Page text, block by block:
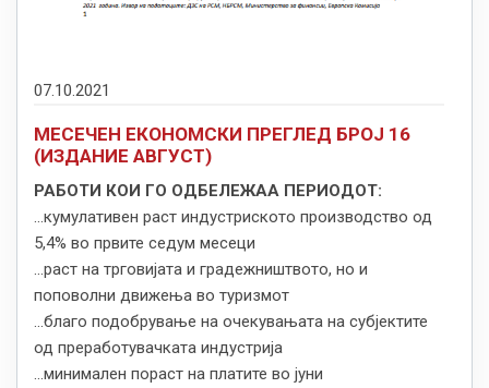
07.10.2021
МЕСЕЧЕН ЕКОНОМСКИ ПРЕГЛЕД БРОЈ 16
(ИЗДАНИЕ АВГУСТ)
РАБОТИ КОИ ГО ОДБЕЛЕЖАА ПЕРИОДОТ:
...кумулативен раст индустриското производство од
5,4% во првите седум месеци
...раст на трговијата и градежништвото, но и
поповолни движења во туризмот
...благо подобрување на очекувањата на субјектите
од преработувачката индустрија
...минимален пораст на платите во јуни